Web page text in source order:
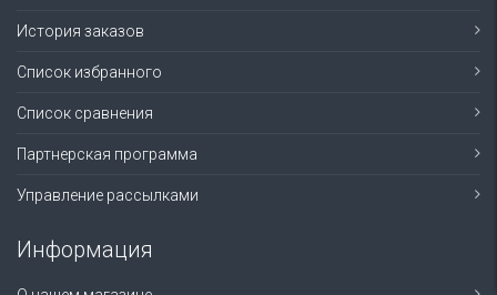
История заказов
Список избранного
Список сравнения
Партнерская программа
Управление рассылками
Информация